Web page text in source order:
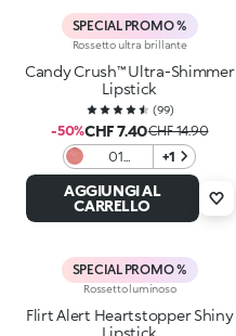
SPECIAL PROMO %
Rossetto ultra brillante
Candy Crush™ Ultra-Shimmer
Lipstick
(99)
-50%CHF 7.40CHF 14.90
01
Caramel
Carousel
+1
AGGIUNGI AL
CARRELLO
SPECIAL PROMO %
Rossetto luminoso
Flirt Alert Heartstopper Shiny
Lipstick